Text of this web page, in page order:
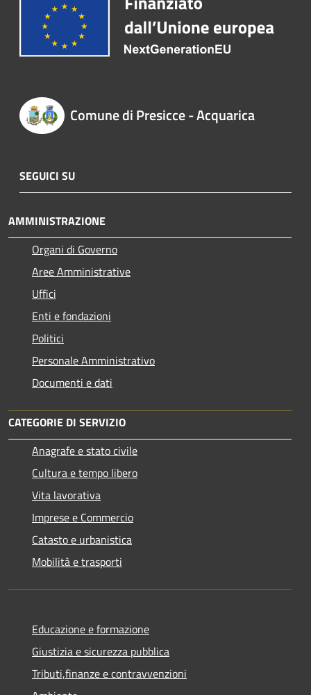
Comune di Presicce - Acquarica
SEGUICI SU
AMMINISTRAZIONE
Organi di Governo
Aree Amministrative
Uffici
Enti e fondazioni
Politici
Personale Amministrativo
Documenti e dati
CATEGORIE DI SERVIZIO
Anagrafe e stato civile
Cultura e tempo libero
Vita lavorativa
Imprese e Commercio
Catasto e urbanistica
Mobilità e trasporti
Educazione e formazione
Giustizia e sicurezza pubblica
Tributi,finanze e contravvenzioni